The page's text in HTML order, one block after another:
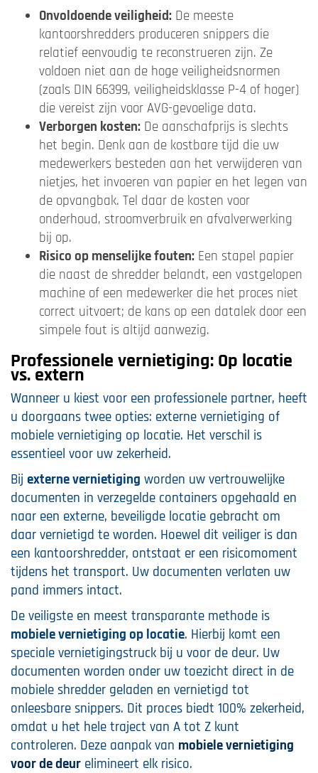
Onvoldoende veiligheid: De meeste
kantoorshredders produceren snippers die
relatief eenvoudig te reconstrueren zijn. Ze
voldoen niet aan de hoge veiligheidsnormen
(zoals DIN 66399, veiligheidsklasse P-4 of hoger)
die vereist zijn voor AVG-gevoelige data.
Verborgen kosten: De aanschafprijs is slechts
het begin. Denk aan de kostbare tijd die uw
medewerkers besteden aan het verwijderen van
nietjes, het invoeren van papier en het legen van
de opvangbak. Tel daar de kosten voor
onderhoud, stroomverbruik en afvalverwerking
bij op.
Risico op menselijke fouten: Een stapel papier
die naast de shredder belandt, een vastgelopen
machine of een medewerker die het proces niet
correct uitvoert; de kans op een datalek door een
simpele fout is altijd aanwezig.
Professionele vernietiging: Op locatie
vs. extern
Wanneer u kiest voor een professionele partner, heeft
u doorgaans twee opties: externe vernietiging of
mobiele vernietiging op locatie. Het verschil is
essentieel voor uw zekerheid.
Bij externe vernietiging worden uw vertrouwelijke
documenten in verzegelde containers opgehaald en
naar een externe, beveiligde locatie gebracht om
daar vernietigd te worden. Hoewel dit veiliger is dan
een kantoorshredder, ontstaat er een risicomoment
tijdens het transport. Uw documenten verlaten uw
pand immers intact.
De veiligste en meest transparante methode is
mobiele vernietiging op locatie. Hierbij komt een
speciale vernietigingstruck bij u voor de deur. Uw
documenten worden onder uw toezicht direct in de
mobiele shredder geladen en vernietigd tot
onleesbare snippers. Dit proces biedt 100% zekerheid,
omdat u het hele traject van A tot Z kunt
controleren. Deze aanpak van mobiele vernietiging
voor de deur elimineert elk risico.